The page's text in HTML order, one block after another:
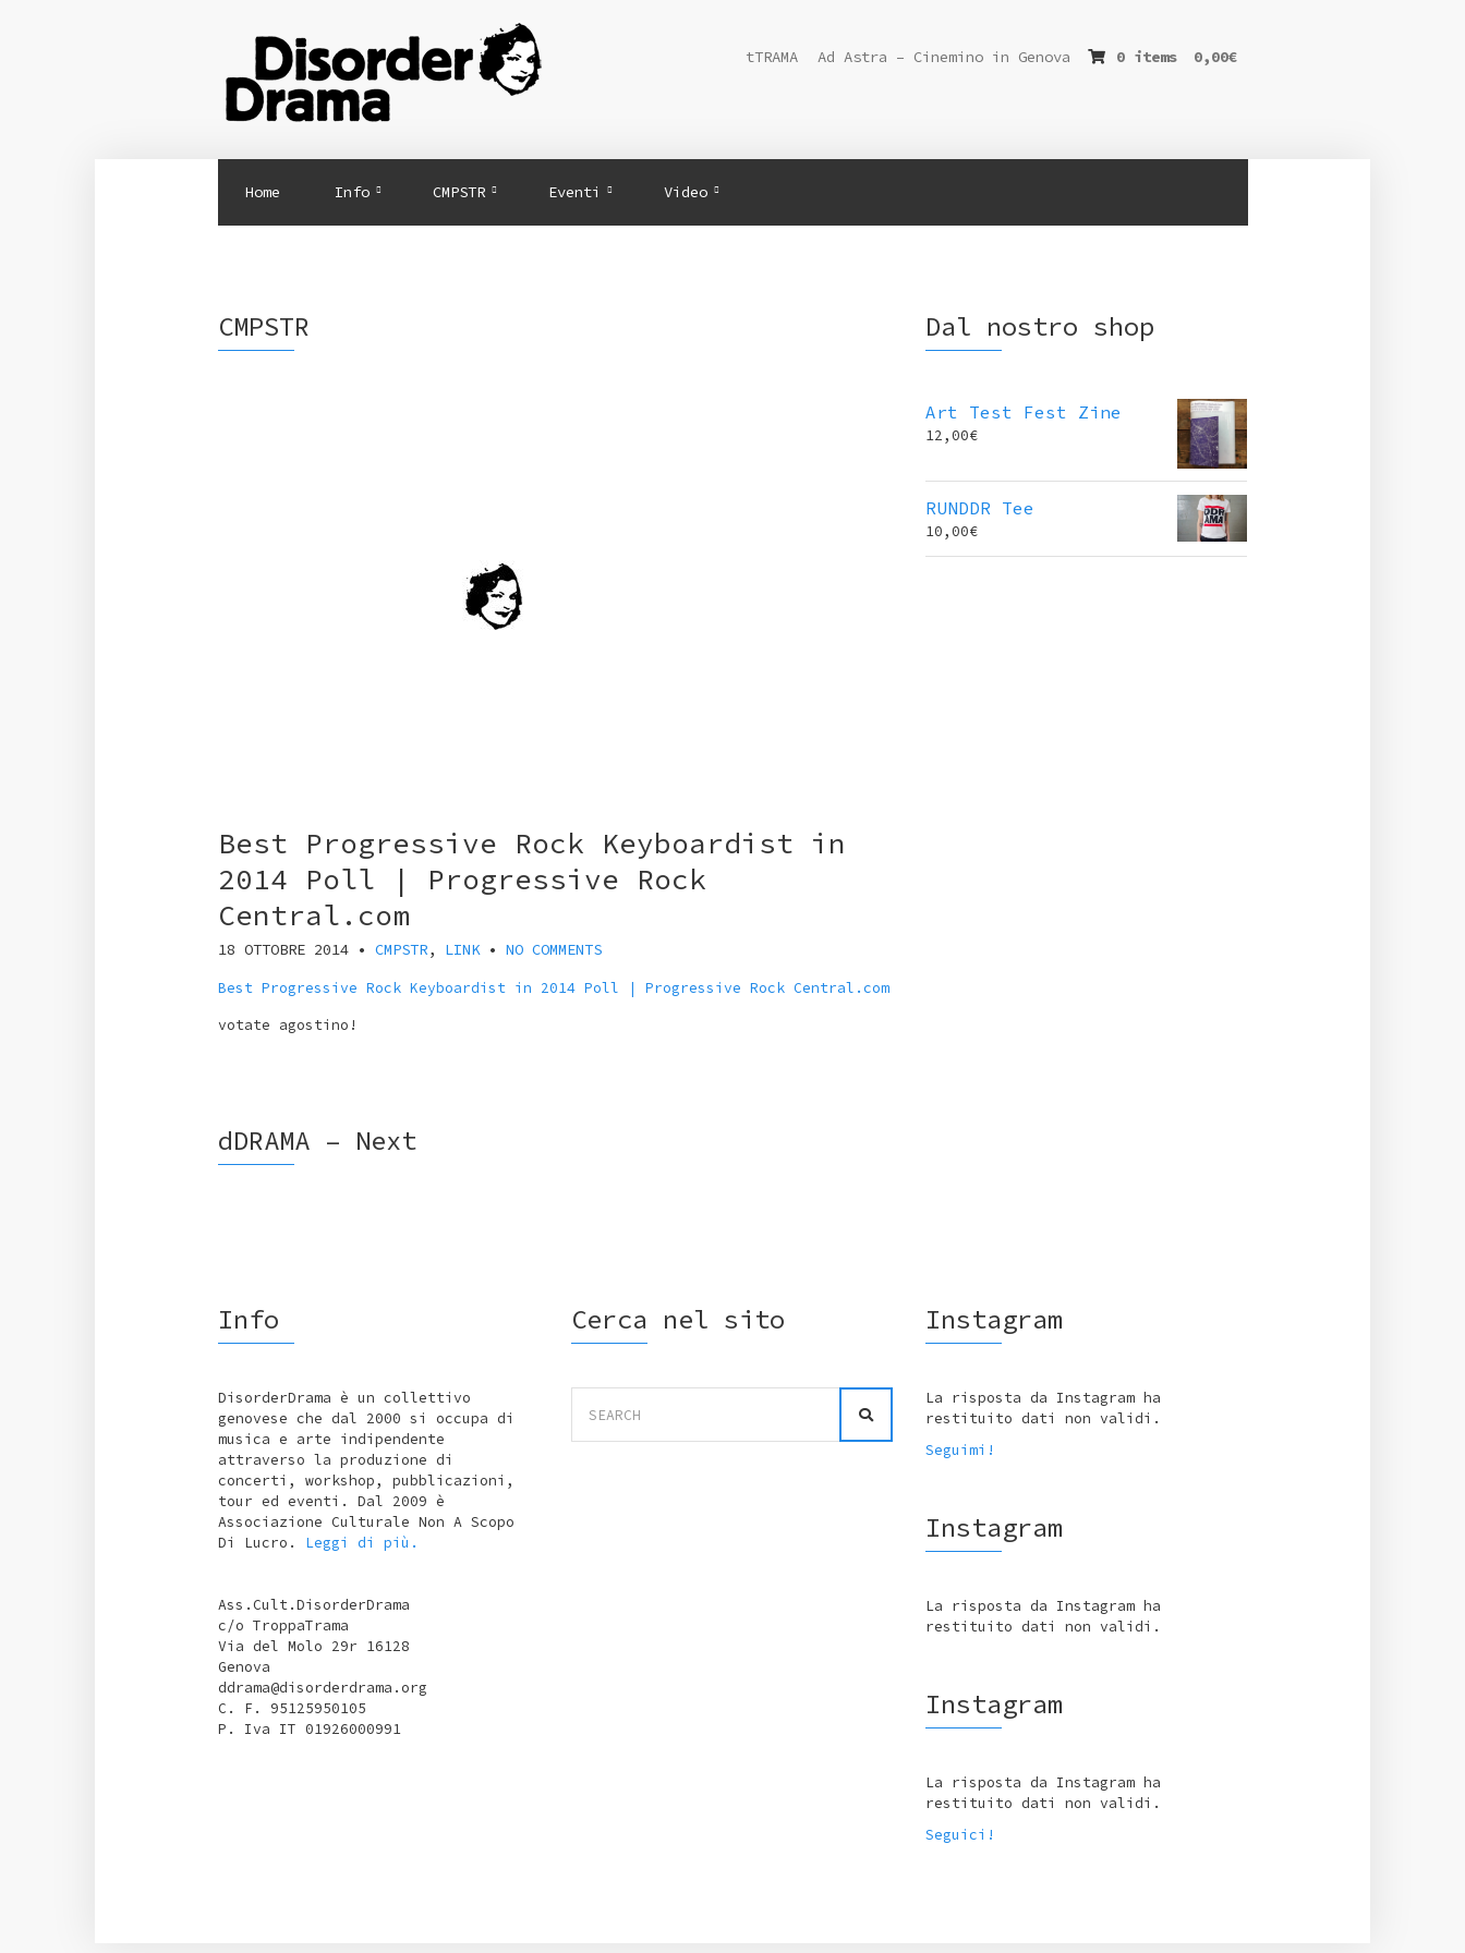
tTRAMA Ad Astra – Cinemino in Genova 0 items 0,00€
Home Info CMPSTR Eventi Video
CMPSTR
Best Progressive Rock Keyboardist in
2014 Poll | Progressive Rock
Central.com
18 OTTOBRE 2014• CMPSTR, LINK• NO COMMENTS
Best Progressive Rock Keyboardist in 2014 Poll | Progressive Rock Central.com
votate agostino!
Dal nostro shop
Art Test Fest Zine
12,00€
RUNDDR Tee
10,00€
dDRAMA – Next
Info
DisorderDrama è un collettivo
genovese che dal 2000 si occupa di
musica e arte indipendente
attraverso la produzione di
concerti, workshop, pubblicazioni,
tour ed eventi. Dal 2009 è
Associazione Culturale Non A Scopo
Di Lucro. Leggi di più.
Ass.Cult.DisorderDrama
c/o TroppaTrama
Via del Molo 29r 16128
Genova
ddrama@disorderdrama.org
C. F. 95125950105
P. Iva IT 01926000991
Cerca nel sito
for:
Instagram
La risposta da Instagram ha
restituito dati non validi.
Seguimi!
Instagram
La risposta da Instagram ha
restituito dati non validi.
Instagram
La risposta da Instagram ha
restituito dati non validi.
Seguici!